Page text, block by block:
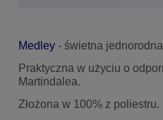
Medley - świetna
Praktyczna w użyciu o
Martindalea.
Złożona w 100% z poliestru.